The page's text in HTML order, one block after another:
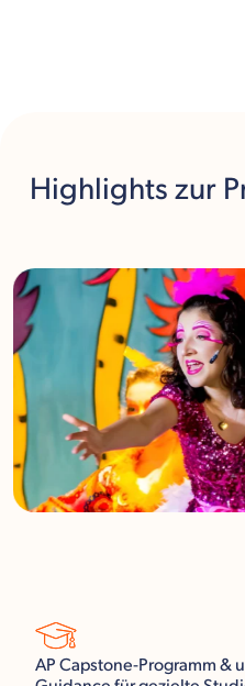
Highlights zur
AP Capstone-Programm &